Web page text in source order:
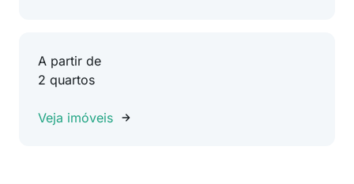
A partir de
2 quartos
Veja imóveis